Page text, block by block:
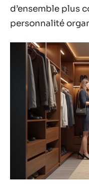
d’ensemble plus
personnalité